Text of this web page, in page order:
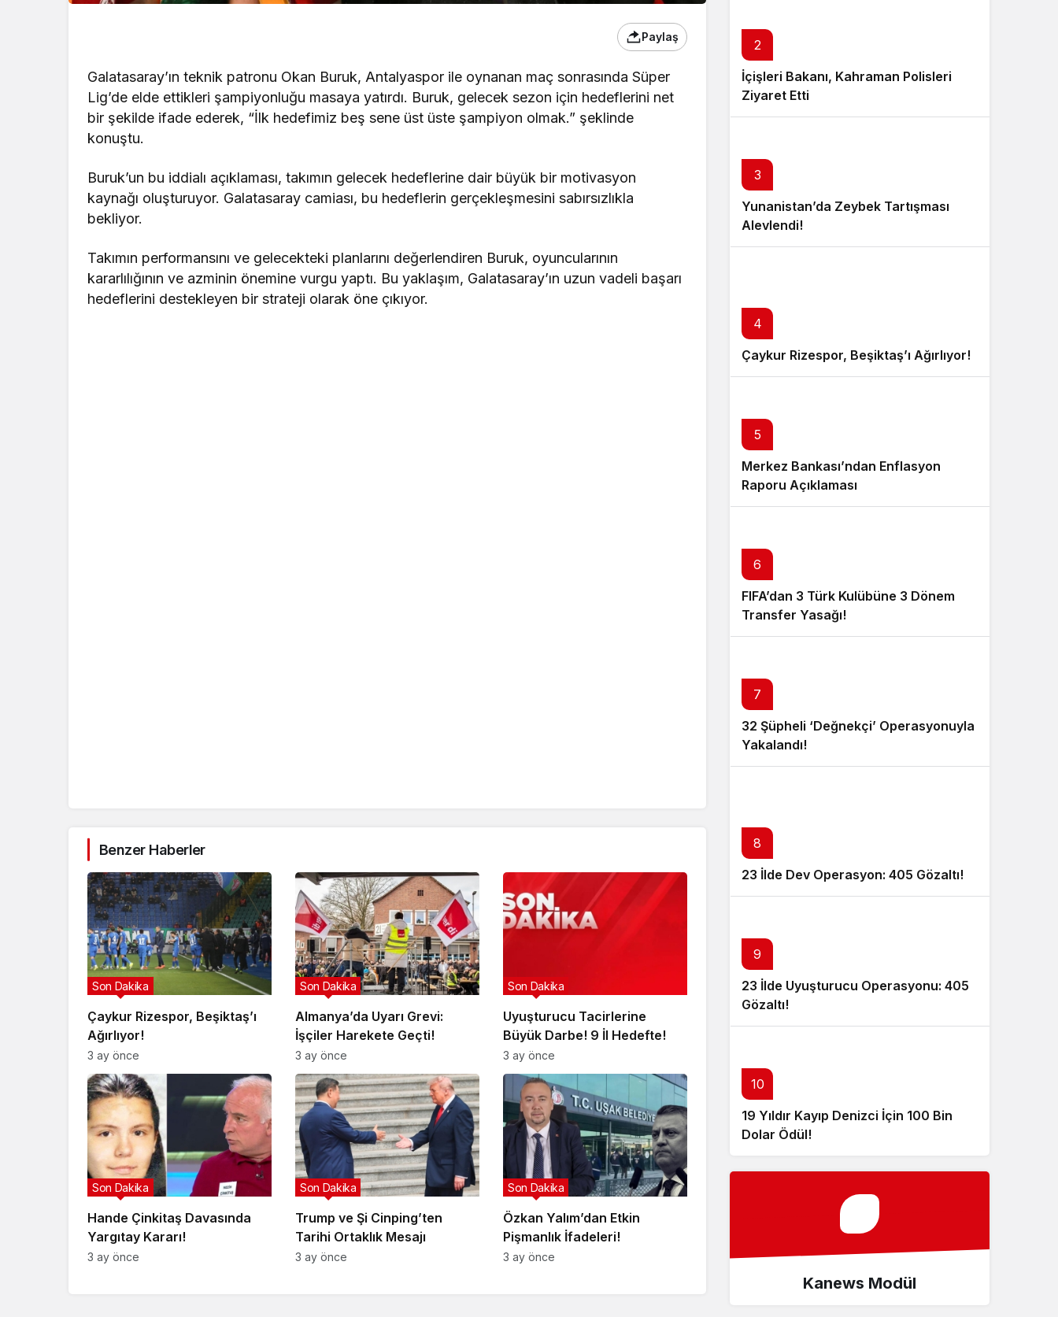
Paylaş
Galatasaray’ın teknik patronu Okan Buruk, Antalyaspor ile oynanan maç sonrasında Süper
Lig’de elde ettikleri şampiyonluğu masaya yatırdı. Buruk, gelecek sezon için hedeflerini net
bir şekilde ifade ederek, “İlk hedefimiz beş sene üst üste şampiyon olmak.” şeklinde
konuştu.
Buruk’un bu iddialı açıklaması, takımın gelecek hedeflerine dair büyük bir motivasyon
kaynağı oluşturuyor. Galatasaray camiası, bu hedeflerin gerçekleşmesini sabırsızlıkla
bekliyor.
Takımın performansını ve gelecekteki planlarını değerlendiren Buruk, oyuncularının
kararlılığının ve azminin önemine vurgu yaptı. Bu yaklaşım, Galatasaray’ın uzun vadeli başarı
hedeflerini destekleyen bir strateji olarak öne çıkıyor.
Benzer Haberler
Çaykur Rizespor, Beşiktaş’ı
Ağırlıyor!
Son Dakika
3 ay önce
Almanya’da Uyarı Grevi:
İşçiler Harekete Geçti!
Son Dakika
3 ay önce
Uyuşturucu Tacirlerine
Büyük Darbe! 9 İl Hedefte!
Son Dakika
3 ay önce
Hande Çinkitaş Davasında
Yargıtay Kararı!
Son Dakika
3 ay önce
Trump ve Şi Cinping’ten
Tarihi Ortaklık Mesajı
Son Dakika
3 ay önce
Özkan Yalım’dan Etkin
Pişmanlık İfadeleri!
Son Dakika
3 ay önce
2
İçişleri Bakanı, Kahraman Polisleri
Ziyaret Etti
3
Yunanistan’da Zeybek Tartışması
Alevlendi!
4
Çaykur Rizespor, Beşiktaş’ı Ağırlıyor!
5
Merkez Bankası’ndan Enflasyon
Raporu Açıklaması
6
FIFA’dan 3 Türk Kulübüne 3 Dönem
Transfer Yasağı!
7
32 Şüpheli ‘Değnekçi’ Operasyonuyla
Yakalandı!
8
23 İlde Dev Operasyon: 405 Gözaltı!
9
23 İlde Uyuşturucu Operasyonu: 405
Gözaltı!
10
19 Yıldır Kayıp Denizci İçin 100 Bin
Dolar Ödül!
Kanews Modül